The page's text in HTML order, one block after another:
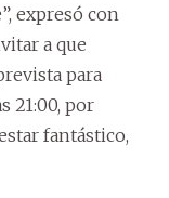
expresó con
a que
para
21:00, por
fantástico,